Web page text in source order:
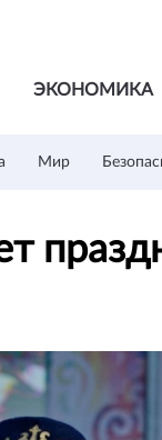
ЭКОНОМИКА
Мир